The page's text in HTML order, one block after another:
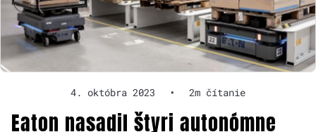
4. októbra 2023 • 2m čítanie
Eaton nasadil štyri autonómne